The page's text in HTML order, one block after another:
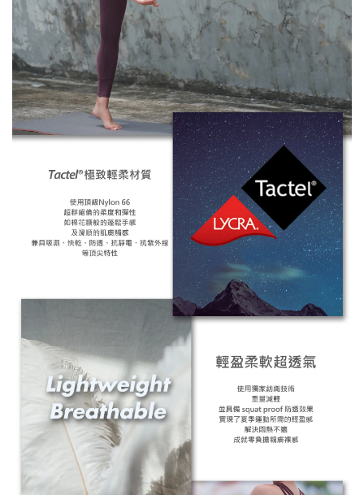
※ 還是不確定自己適合什麼尺寸嗎？歡迎詢問客服